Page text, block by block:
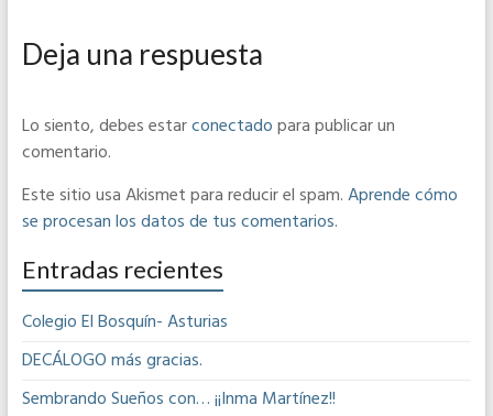
Deja una respuesta
Lo siento, debes estarconectadopara publicar un
comentario.
Este sitio usa Akismet para reducir el spam.Aprende cómo
se procesan los datos de tus comentarios.
Entradas recientes
Colegio El Bosquín- Asturias
DECÁLOGO más gracias.
Sembrando Sueños con… ¡¡Inma Martínez!!